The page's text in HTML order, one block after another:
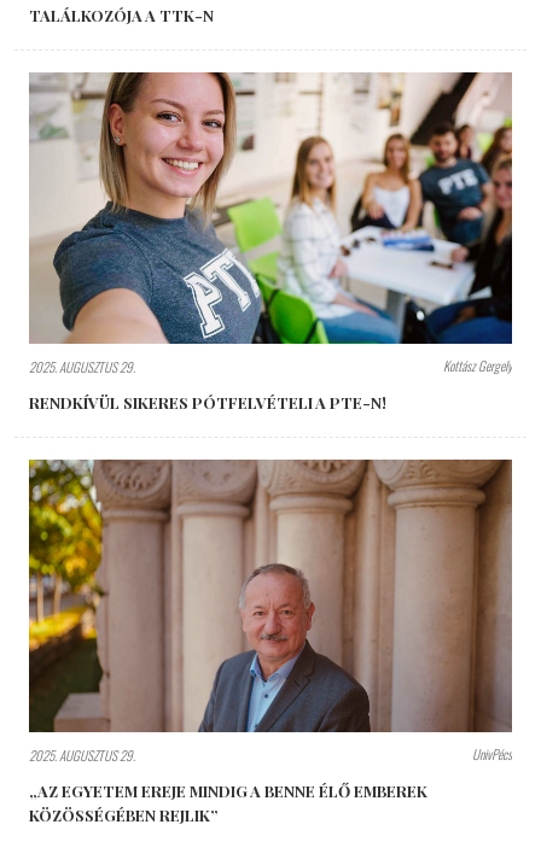
TALÁLKOZÓJA A TTK-N
2025. AUGUSZTUS 29. Kottász Gergely
RENDKÍVÜL SIKERES PÓTFELVÉTELI A PTE-N!
2025. AUGUSZTUS 29. UnivPécs
„AZ EGYETEM EREJE MINDIG A BENNE ÉLŐ EMBEREK
KÖZÖSSÉGÉBEN REJLIK”